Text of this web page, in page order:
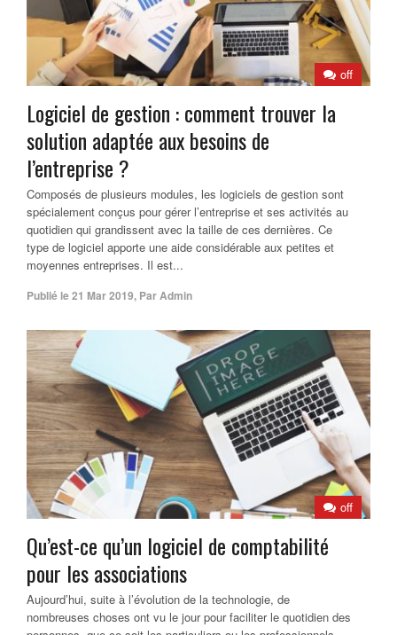
off
Logiciel de gestion : comment trouver la
solution adaptée aux besoins de
l’entreprise ?
Composés de plusieurs modules, les logiciels de gestion sont
spécialement conçus pour gérer l’entreprise et ses activités au
quotidien qui grandissent avec la taille de ces dernières. Ce
type de logiciel apporte une aide considérable aux petites et
moyennes entreprises. Il est...
Publié le21 Mar 2019, ParAdmin
off
Qu’est-ce qu’un logiciel de comptabilité
pour les associations
Aujourd’hui, suite à l’évolution de la technologie, de
nombreuses choses ont vu le jour pour faciliter le quotidien des